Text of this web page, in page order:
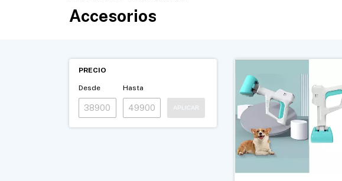
Accesorios
PRECIO
Desde Hasta
APLICAR